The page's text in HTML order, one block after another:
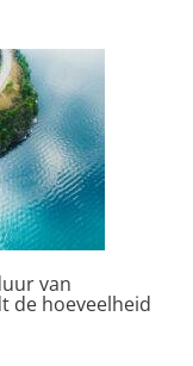
van
de hoeveelheid